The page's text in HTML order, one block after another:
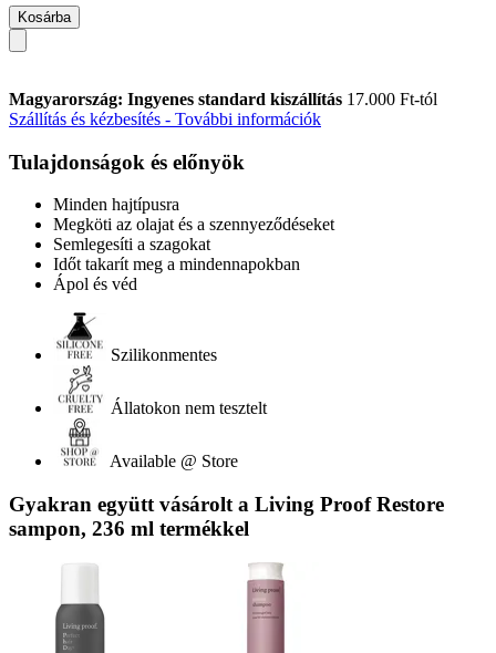
Kosárba
Magyarország: Ingyenes standard kiszállítás 17.000 Ft-tól
Szállítás és kézbesítés - További információk
Tulajdonságok és előnyök
Minden hajtípusra
Megköti az olajat és a szennyeződéseket
Semlegesíti a szagokat
Időt takarít meg a mindennapokban
Ápol és véd
Szilikonmentes
Állatokon nem tesztelt
Available @ Store
Gyakran együtt vásárolt a Living Proof Restore
sampon, 236 ml termékkel